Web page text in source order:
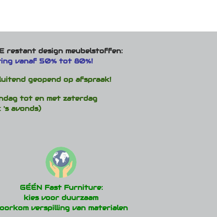
restant design meubelstoffen:
vanaf 50% tot 80%!
geopend op afspraak!
tot en met zaterdag
's avonds)
GÉÉN Fast Furniture:
kies voor duurzaam
verspilling van materialen